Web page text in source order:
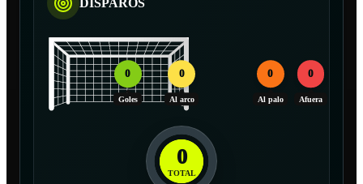
DISPAROS
0
Goles
0
Al arco
0
Al palo
0
Afuera
0
TOTAL